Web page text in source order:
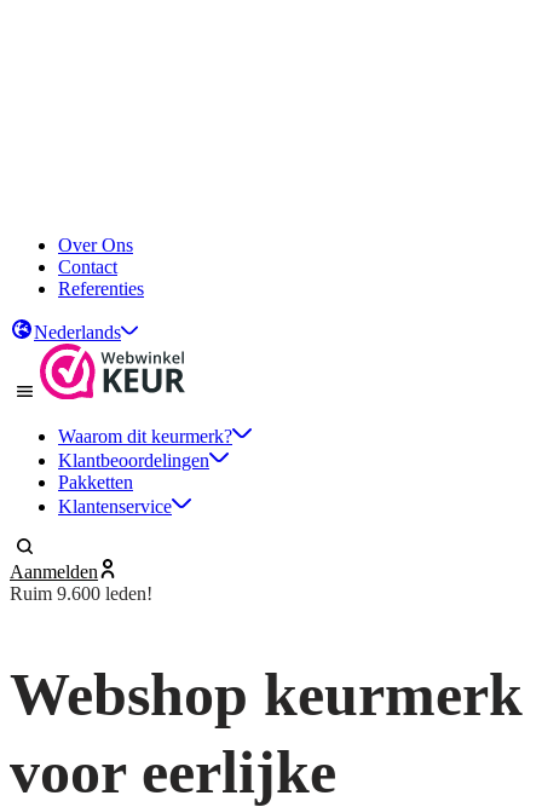
Over Ons
Contact
Referenties
Nederlands
Waarom dit keurmerk?
Klantbeoordelingen
Pakketten
Klantenservice
Aanmelden
Ruim 9.600 leden!
Webshop keurmerk
voor eerlijke